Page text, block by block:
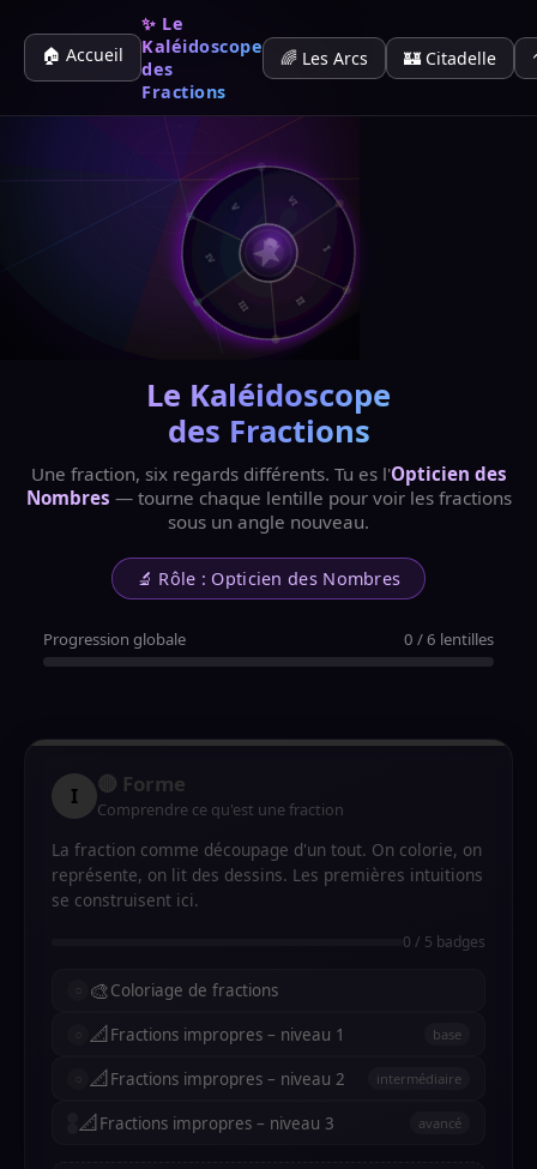
🏠 Accueil
✨ Le
Kaléidoscope
des
Fractions
🌈 Les Arcs 🏰 Citadelle
II
III
IV
V VI
Le Kaléidoscope
des Fractions
Une fraction, six regards différents. Tu es l'Opticien des
Nombres — tourne chaque lentille pour voir les fractions
sous un angle nouveau.
🔬 Rôle : Opticien des Nombres
Progression globale 0 / 6 lentilles
I 🔴 Forme
Comprendre ce qu'est une fraction
La fraction comme découpage d'un tout. On colorie, on
représente, on lit des dessins. Les premières intuitions
se construisent ici.
0 / 5 badges
🎨Coloriage de fractions
📐Fractions impropres – niveau 1 base
📐Fractions impropres – niveau 2 intermédiaire
📐Fractions impropres – niveau 3 avancé